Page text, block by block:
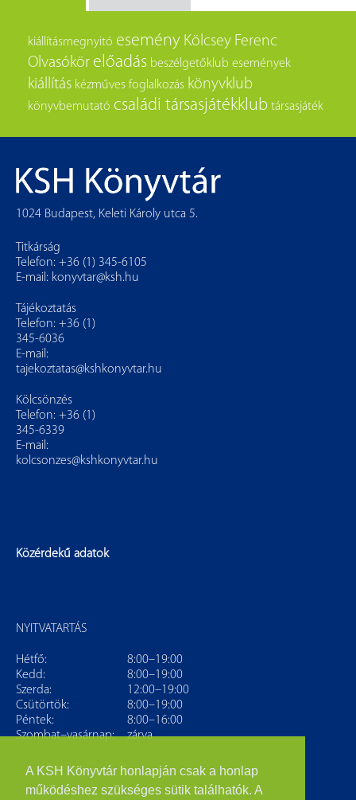
A KSH Könyvtár honlapján csak a honlap
működéshez szükséges sütik találhatók. A
kiállításmegnyitó esemény Kölcsey Ferenc
Olvasókör előadás beszélgetőklub események
kiállítás kézműves foglalkozás könyvklub
könyvbemutató családi társasjátékklub társasjáték
1024 Budapest, Keleti Károly utca 5.
Titkárság
Telefon: +36 (1) 345-6105
E-mail: konyvtar@ksh.hu
Tájékoztatás
Telefon: +36 (1)
345-6036
E-mail:
tajekoztatas@kshkonyvtar.hu
Kölcsönzés
Telefon: +36 (1)
345-6339
E-mail:
kolcsonzes@kshkonyvtar.hu
Közérdekű adatok
NYITVATARTÁS
Hétfő:
8:00–19:00
Kedd:
8:00–19:00
Szerda:
12:00–19:00
Csütörtök:
8:00–19:00
Péntek:
8:00–16:00
Szombat–vasárnap:
zárva